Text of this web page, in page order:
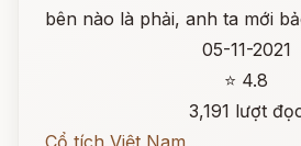
bên nào là phải, anh ta mới
05-11-2021
⭐ 4.8
3,191 lượt
Cổ tích Việt Nam